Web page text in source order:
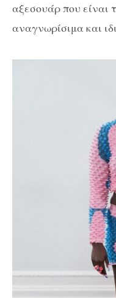
αξεσουάρ που είναι
αναγνωρίσιμα και